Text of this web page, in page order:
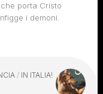
porta Cristo
i demoni.
/ IN ITALIA!